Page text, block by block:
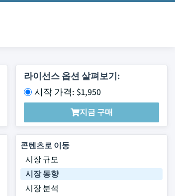
라이선스 옵션 살펴보기:
시작 가격: $1,950
지금 구매
콘텐츠로 이동
시장 규모
시장 동향
시장 분석